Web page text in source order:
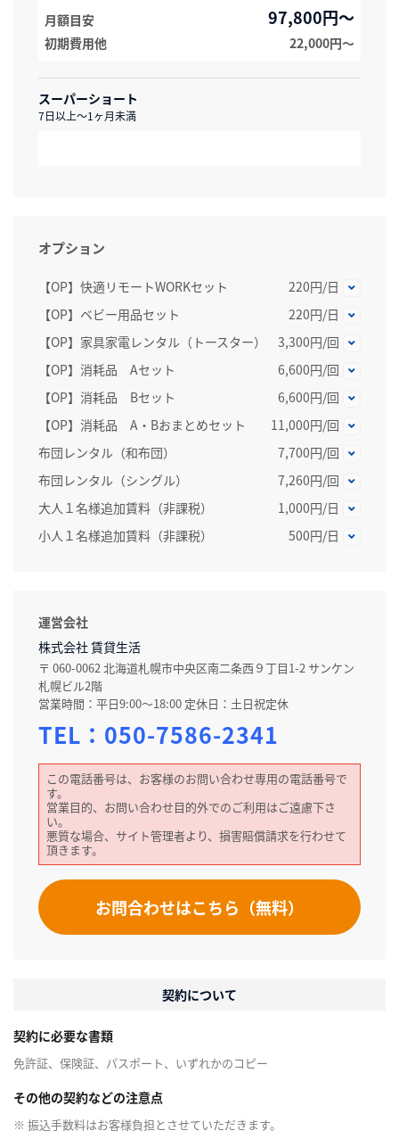
月額目安 97,800円～
初期費用他 22,000円〜
スーパーショート
7日以上～1ヶ月未満
オプション
【OP】快適リモートWORKセット
220円/日
【OP】ベビー用品セット
220円/日
【OP】家具家電レンタル（トースター）
3,300円/回
【OP】消耗品 Aセット
6,600円/回
【OP】消耗品 Bセット
6,600円/回
【OP】消耗品 A・Bおまとめセット
11,000円/回
布団レンタル（和布団）
7,700円/回
布団レンタル（シングル）
7,260円/回
大人１名様追加賃料（非課税）
1,000円/日
小人１名様追加賃料（非課税）
500円/日
運営会社
株式会社 賃貸生活
〒 060-0062 北海道札幌市中央区南二条西９丁目1-2 サンケン
札幌ビル2階
営業時間：平日9:00～18:00 定休日：土日祝定休
TEL： 050-7586-2341
この電話番号は、お客様のお問い合わせ専用の電話番号で
す。
営業目的、お問い合わせ目的外でのご利用はご遠慮下さ
い。
悪質な場合、サイト管理者より、損害賠償請求を行わせて
頂きます。
お問合わせはこちら（無料）
契約について
契約に必要な書類
免許証、保険証、パスポート、いずれかのコピー
その他の契約などの注意点
※ 振込手数料はお客様負担とさせていただきます。